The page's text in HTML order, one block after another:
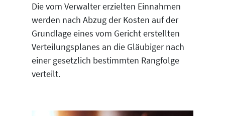
Die vom Verwalter erzielten Einnahmen
werden nach Abzug der Kosten auf der
Grundlage eines vom Gericht erstellten
Verteilungsplanes an die Gläubiger nach
einer gesetzlich bestimmten Rangfolge
verteilt.